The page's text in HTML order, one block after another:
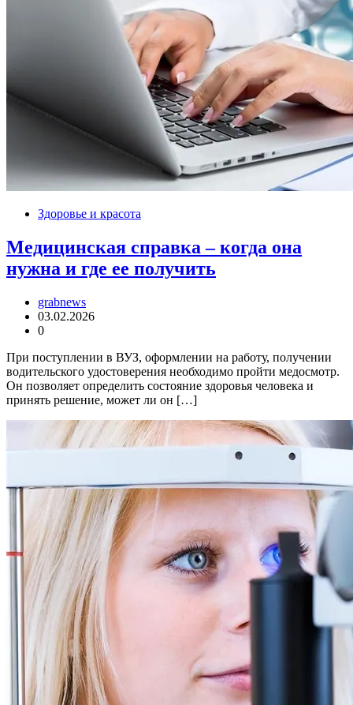
Здоровье и красота
Медицинская справка – когда она
нужна и где ее получить
grabnews
03.02.2026
0
При поступлении в ВУЗ, оформлении на работу, получении
водительского удостоверения необходимо пройти медосмотр.
Он позволяет определить состояние здоровья человека и
принять решение, может ли он […]